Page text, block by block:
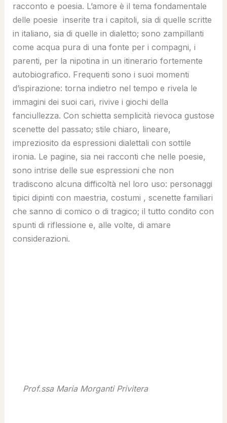
racconto e poesia. L’amore è il tema fondamentale
delle poesie inserite tra i capitoli, sia di quelle scritte
in italiano, sia di quelle in dialetto; sono zampillanti
come acqua pura di una fonte per i compagni, i
parenti, per la nipotina in un itinerario fortemente
autobiografico. Frequenti sono i suoi momenti
d’ispirazione: torna indietro nel tempo e rivela le
immagini dei suoi cari, rivive i giochi della
fanciullezza. Con schietta semplicità rievoca gustose
scenette del passato; stile chiaro, lineare,
impreziosito da espressioni dialettali con sottile
ironia. Le pagine, sia nei racconti che nelle poesie,
sono intrise delle sue espressioni che non
tradiscono alcuna difficoltà nel loro uso: personaggi
tipici dipinti con maestria, costumi , scenette familiari
che sanno di comico o di tragico; il tutto condito con
spunti di riflessione e, alle volte, di amare
considerazioni.
Prof.ssa Maria Morganti Privitera